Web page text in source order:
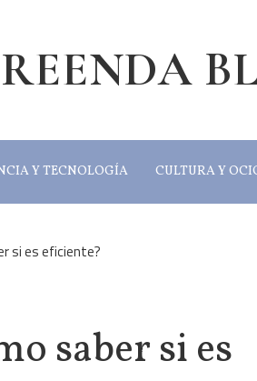
Y TECNOLOGÍA CULTURA Y
si es eficiente?
saber si es